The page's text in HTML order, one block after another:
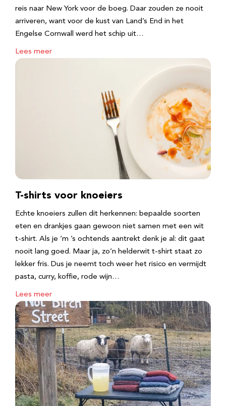
reis naar New York voor de boeg. Daar zouden ze nooit
arriveren, want voor de kust van Land’s End in het
Engelse Cornwall werd het schip uit…
Lees meer
T-shirts voor knoeiers
Echte knoeiers zullen dit herkennen: bepaalde soorten
eten en drankjes gaan gewoon niet samen met een wit
t-shirt. Als je ‘m ’s ochtends aantrekt denk je al: dit gaat
nooit lang goed. Maar ja, zo’n helderwit t-shirt staat zo
lekker fris. Dus je neemt toch weer het risico en vermijdt
pasta, curry, koffie, rode wijn…
Lees meer